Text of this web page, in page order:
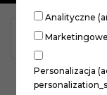
Analityczne
Personalizacja